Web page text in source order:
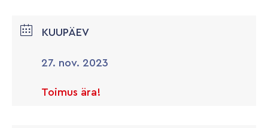
KUUPÄEV
27. nov. 2023
Toimus ära!